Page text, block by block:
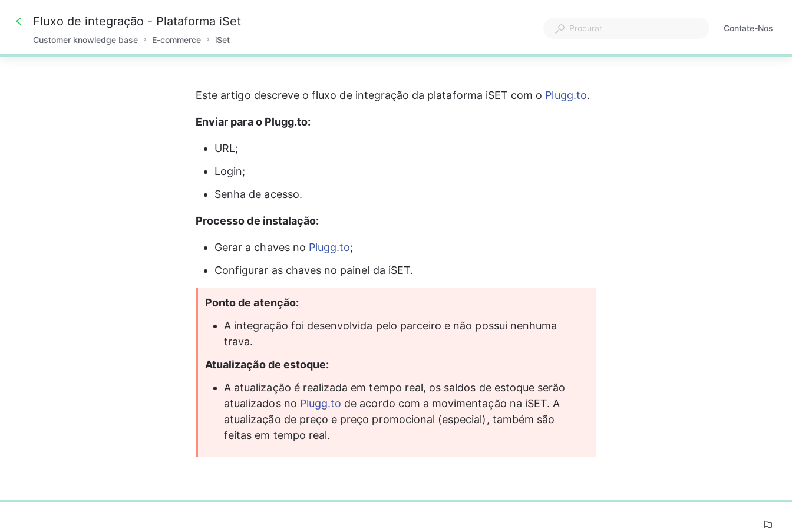
0%
Fluxo de integração - Plataforma iSet
Customer knowledge base E-commerce iSet
Contate-Nos
Este artigo descreve o fluxo de integração da plataforma iSET com o Plugg.to.
Enviar para o Plugg.to:
URL;
Login;
Senha de acesso.
Processo de instalação:
Gerar a chaves no Plugg.to;
Configurar as chaves no painel da iSET.
Ponto de atenção:
A integração foi desenvolvida pelo parceiro e não possui nenhuma
trava.
Atualização de estoque:
A atualização é realizada em tempo real, os saldos de estoque serão
atualizados no Plugg.to de acordo com a movimentação na iSET. A
atualização de preço e preço promocional (especial), também são
feitas em tempo real.
0%